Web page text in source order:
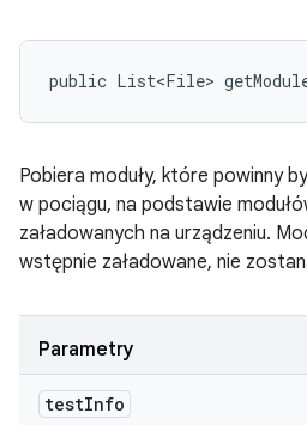
public List<File>
Pobiera moduły, które powinny
w pociągu, na podstawie
załadowanych na urządzeniu.
wstępnie załadowane, nie
Parametry
testInfo